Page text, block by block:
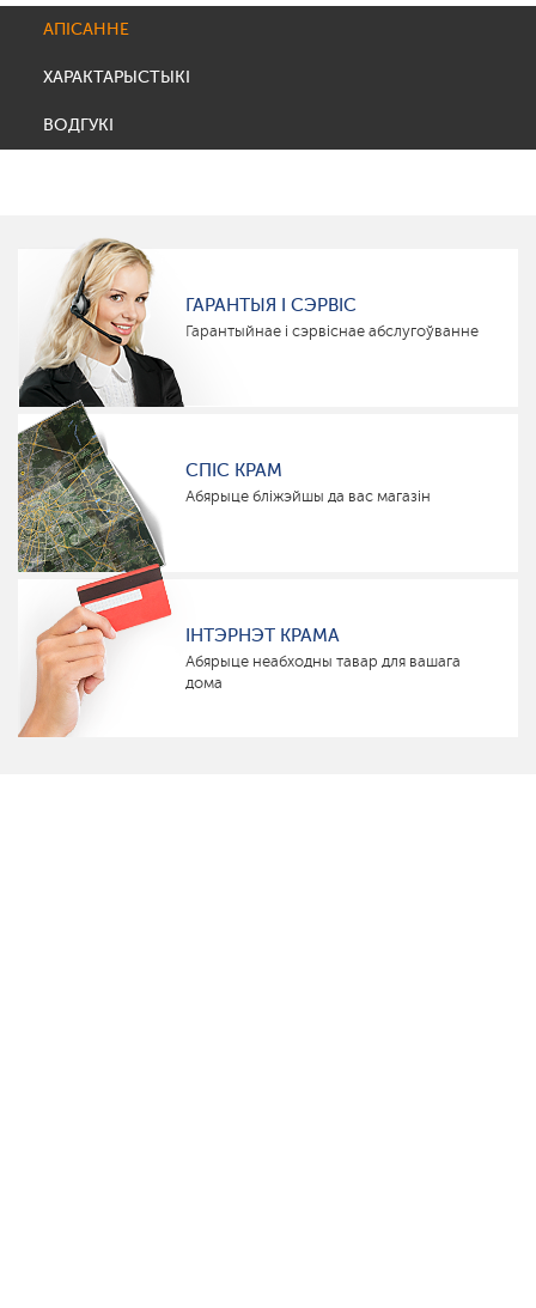
АПІСАННЕ
ХАРАКТАРЫСТЫКІ
ВОДГУКІ
ГАРАНТЫЯ І СЭРВІС
Гарантыйнае і сэрвіснае абслугоўванне
СПІС КРАМ
Абярыце бліжэйшы да вас магазін
ІНТЭРНЭТ КРАМА
Абярыце неабходны тавар для вашага
дома